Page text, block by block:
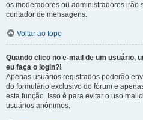
os moderadores ou administradores irão
contador de mensagens.
Voltar ao topo
Quando clico no e-mail de um usuário,
eu faça o login?!
Apenas usuários registrados poderão
do formulário exclusivo do fórum e
esta função. Isso é para evitar o uso
usuários anônimos.